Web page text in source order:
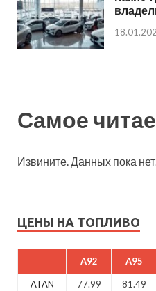
Самое
Извините. Данных пока
ЦЕНЫ НА ТОПЛИВО
A92 A95
ATAN 77.99 81.49